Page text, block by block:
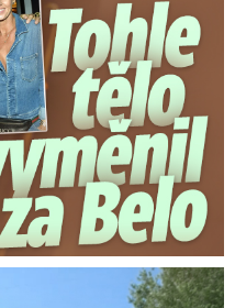
vyjádření na 16 stran